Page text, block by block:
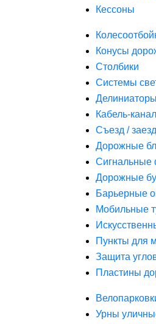
Кессоны
Конусы
Столбики
Системы
Кабель-
Съезд /
Дорожные
Сигнальные
Дорожные
Барьерные
Мобильные
Пункты для
Защита
Пластины
Урны